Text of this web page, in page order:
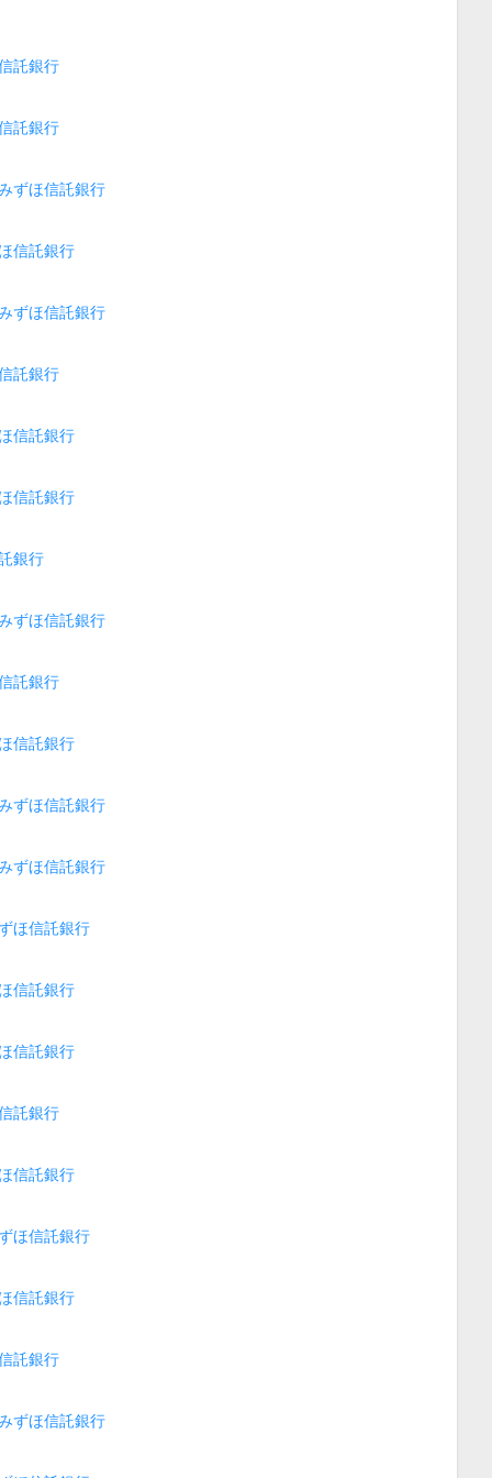
託銀行
託銀行
ずほ信託銀行
信託銀行
ずほ信託銀行
託銀行
信託銀行
信託銀行
銀行
ずほ信託銀行
託銀行
信託銀行
ずほ信託銀行
ずほ信託銀行
ほ信託銀行
信託銀行
信託銀行
託銀行
信託銀行
ほ信託銀行
信託銀行
託銀行
ずほ信託銀行